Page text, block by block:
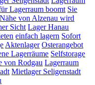
Lagerraum boomt Sie
von Alzenau wird
Sicht Lager Hanau
einfach lagern Sofort
Aktenlager Osterangebot
Lagerräume Selfstorage
von Rodgau Lagerraum
Mietlager Seligenstadt